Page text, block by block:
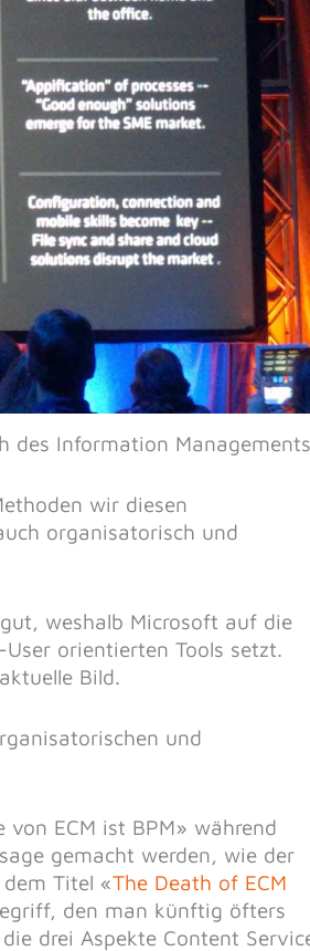
des Information Managements
wir diesen
organisatorisch und
weshalb Microsoft auf die
orientierten Tools setzt.
Bild.
und
ECM ist BPM» während
gemacht werden, wie der
Titel «The Death of ECM
den man künftig öfters
drei Aspekte Content